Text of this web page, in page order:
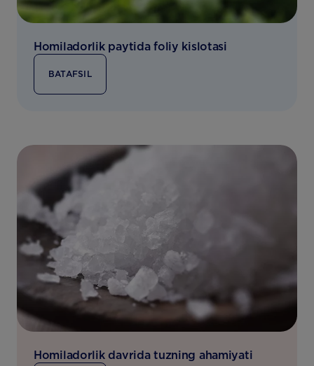
Homiladorlik paytida foliy kislotasi
BATAFSIL
Homiladorlik davrida tuzning ahamiyati